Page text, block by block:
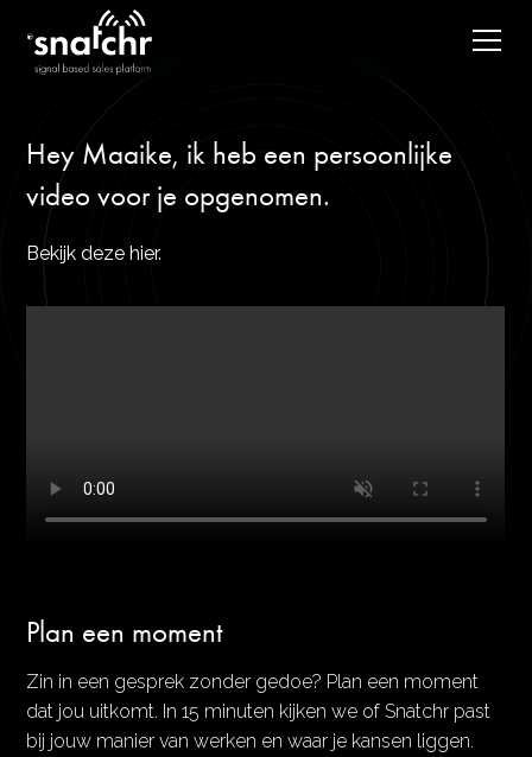
Hey Maaike, ik heb een persoonlijke
video voor je opgenomen.
Bekijk deze hier.
Plan een moment
Zin in een gesprek zonder gedoe? Plan een moment
dat jou uitkomt. In 15 minuten kijken we of Snatchr past
bij jouw manier van werken en waar je kansen liggen.